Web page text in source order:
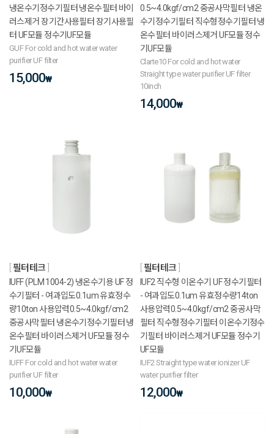
냉온수기정수기필터 냉온수필터 바이
러스제거 장기간사용필터 장기사용필
터 UF모듈 정수기UF모듈
GUF For cold and hot water water
purifier UF filter
15,000₩
0.5~4.0kgf/cm2 중공사막필터 냉온
수기정수기필터 직수형정수기필터 냉
온수필터 바이러스제거 UF모듈 정수
기UF모듈
Clarte10 For cold and hot water
Straight type water purifier UF filter
10inch
14,000₩
필터테크
IUFF (PLM 1004-2) 냉온수기용 UF 정
수기필터 - 여과입도0.1um 유효정수
량10ton 사용압력0.5~4.0kgf/cm2
중공사막필터 냉온수기정수기필터 냉
온수필터 바이러스제거 UF모듈 정수
기UF모듈
IUFF For cold and hot water water
purifier UF filter
10,000₩
필터테크
IUF2 직수형 이온수기 UF 정수기필터
- 여과입도0.1um 유효정수량14ton
사용압력0.5~4.0kgf/cm2 중공사막
필터 직수형정수기필터 이온수기정수
기필터 바이러스제거 UF모듈 정수기
UF모듈
IUF2 Straight type water ionizer UF
water purifier filter
12,000₩